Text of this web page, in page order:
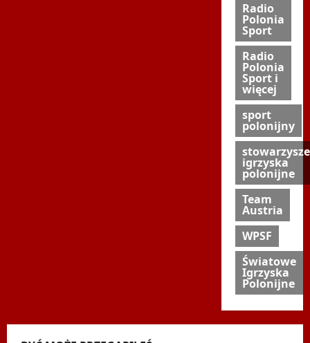
Radio
Polonia
Sport
Radio
Polonia
Sport i
więcej
sport
polonijny
igrzyska
polonijne
Team
Austria
WPSF
Światowe
Igrzyska
Polonijne